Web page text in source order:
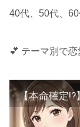
40代、50代、60
💕 テーマ別で